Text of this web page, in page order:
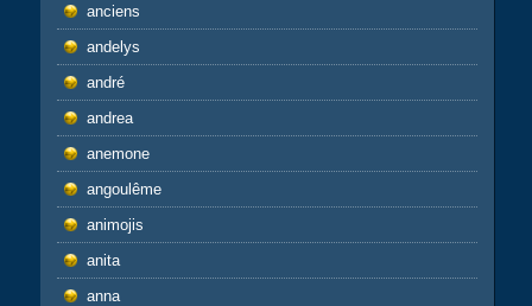
anciens
andelys
andré
andrea
anemone
angoulême
animojis
anita
anna